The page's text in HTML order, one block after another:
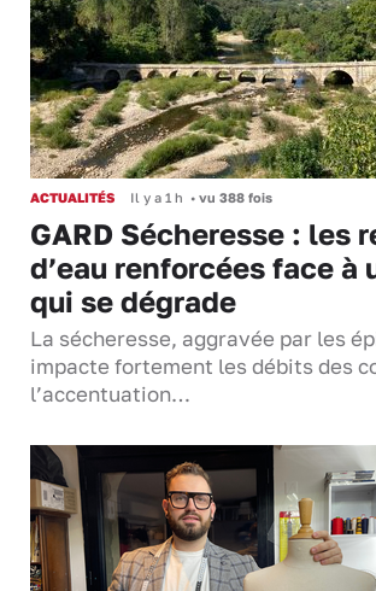
ACTUALITÉS Il y a 1 h • vu 388 fois
GARD Sécheresse : les
d’eau renforcées face à
qui se dégrade
La sécheresse, aggravée par les
impacte fortement les débits des
l’accentuation…